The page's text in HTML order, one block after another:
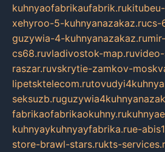
kuhnyaofabrikaufabrik.ru
xehyroo-5-kuhnyanazakaz.rucs-
guzywia-4-kuhnyanazakaz.ru
cs68.ruvladivostok-map.ru
raszar.ruvskrytie-zamkov-
lipetsktelecom.ru
seksuzb.ru
fabrikaofabrikaokuhny.ru
kuhnyaykuhnyayfabrika.rue-
store-brawl-stars.rukts-